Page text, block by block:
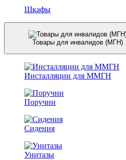
Шкафы
Товары для инвалидов (МГН)
Инсталляции для ММГН
Поручни
Сидения
Унитазы